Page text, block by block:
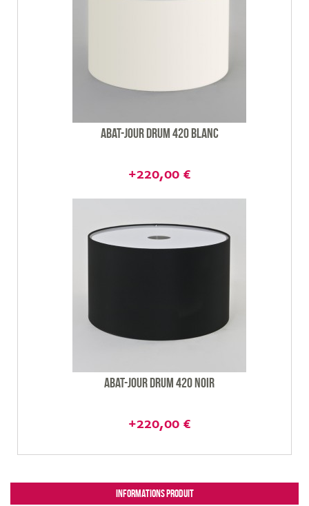
Abat-jour Drum 420 blanc
+220,00 €
Abat-jour Drum 420 noir
+220,00 €
Informations produit